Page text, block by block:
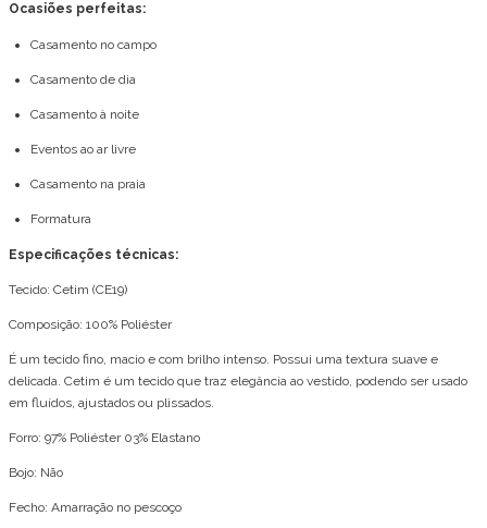
Ocasiões perfeitas:
Casamento no campo
Casamento de dia
Casamento à noite
Eventos ao ar livre
Casamento na praia
Formatura
Especificações técnicas:
Tecido: Cetim (CE19)
Composição: 100% Poliéster
É um tecido fino, macio e com brilho intenso. Possui uma textura suave e
delicada. Cetim é um tecido que traz elegância ao vestido, podendo ser usado
em fluídos, ajustados ou plissados.
Forro: 97% Poliéster 03% Elastano
Bojo: Não
Fecho: Amarração no pescoço